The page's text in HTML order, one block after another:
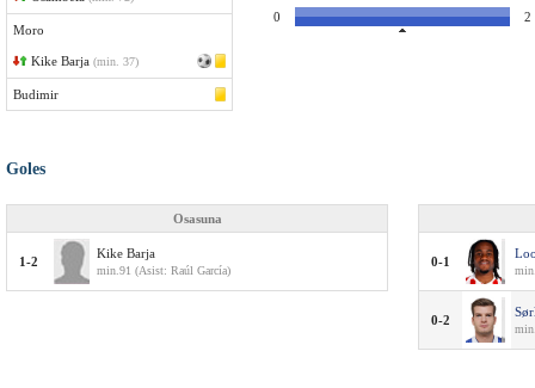
Moro
Kike Barja (min. 37)
Budimir
0 2
Goles
Osasuna
1-2
Kike Barja
min.91 (Asist: Raúl García)
0-1
0-2